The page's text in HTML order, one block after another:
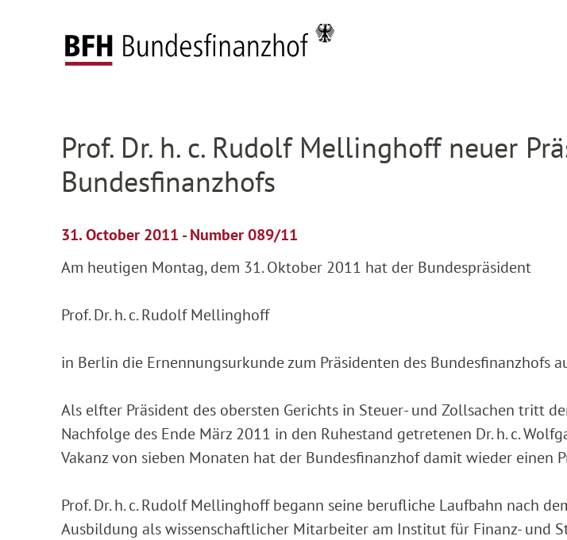
Federal Fiscal Court
Prof. Dr. h. c. Rudolf Mellinghoff neuer
Bundesfinanzhofs
31. October 2011 - Number 089/11
Am heutigen Montag, dem 31. Oktober 2011 hat der Bundespräsident
Prof. Dr. h. c. Rudolf Mellinghoff
in Berlin die Ernennungsurkunde zum Präsidenten des Bundesfinanzhofs
Als elfter Präsident des obersten Gerichts in Steuer- und Zollsachen tritt
Nachfolge des Ende März 2011 in den Ruhestand getretenen Dr. h. c.
Vakanz von sieben Monaten hat der Bundesfinanzhof damit wieder einen
Prof. Dr. h. c. Rudolf Mellinghoff begann seine berufliche Laufbahn nach
Ausbildung als wissenschaftlicher Mitarbeiter am Institut für Finanz- und